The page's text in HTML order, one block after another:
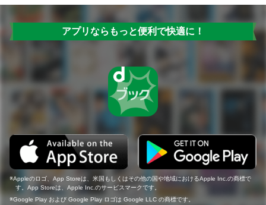
アプリならもっと便利で快適に！
Appleのロゴ、App Storeは、米国もしくはその他の国や地域におけるApple Inc.の商標で
す。App Storeは、Apple Inc.のサービスマークです。
Google Play および Google Play ロゴは Google LLC の商標です。